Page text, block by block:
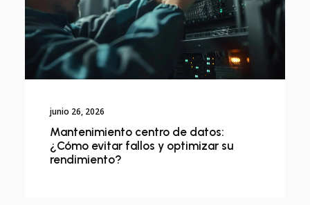
junio 26, 2026
Mantenimiento centro de datos:
¿Cómo evitar fallos y optimizar su
rendimiento?